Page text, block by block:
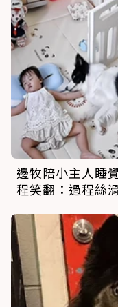
邊牧陪小主人睡
程笑翻：過程絲